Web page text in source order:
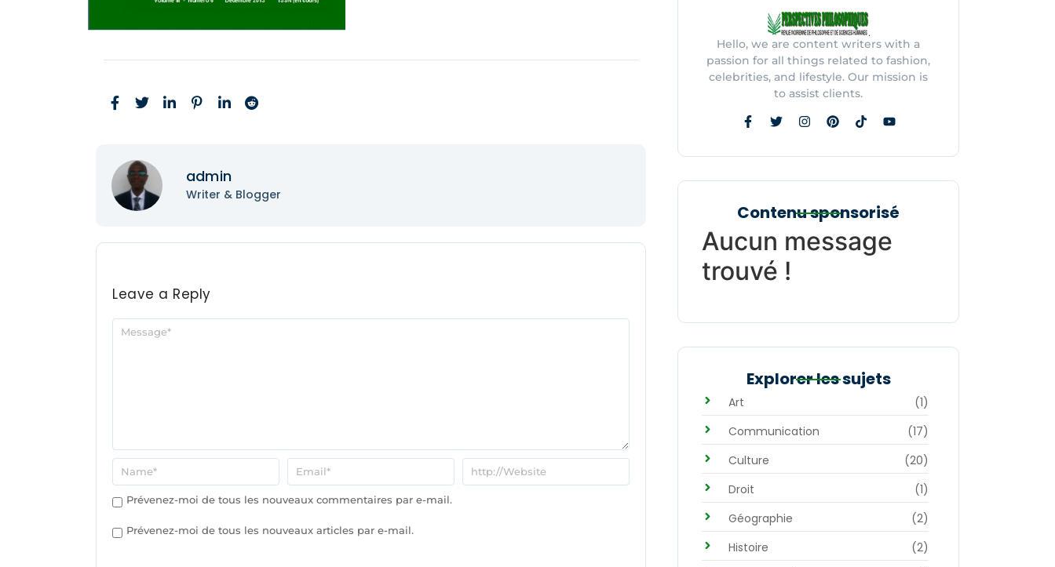
admin
Writer & Blogger
Leave a Reply
Prévenez-moi de tous les nouveaux commentaires par e-mail.
Prévenez-moi de tous les nouveaux articles par e-mail.
Hello, we are content writers with a
passion for all things related to fashion,
celebrities, and lifestyle. Our mission is
to assist clients.
Contenu sponsorisé
Aucun message
trouvé !
Explorer les sujets
Art
(1)
Communication
(17)
Culture
(20)
Droit
(1)
Géographie
(2)
Histoire
(2)